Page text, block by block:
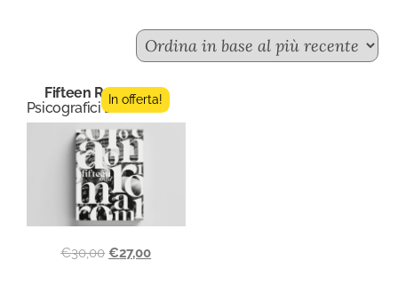
Fifteen Roma
Psicografici Editore
In offerta!
€30,00 €27,00